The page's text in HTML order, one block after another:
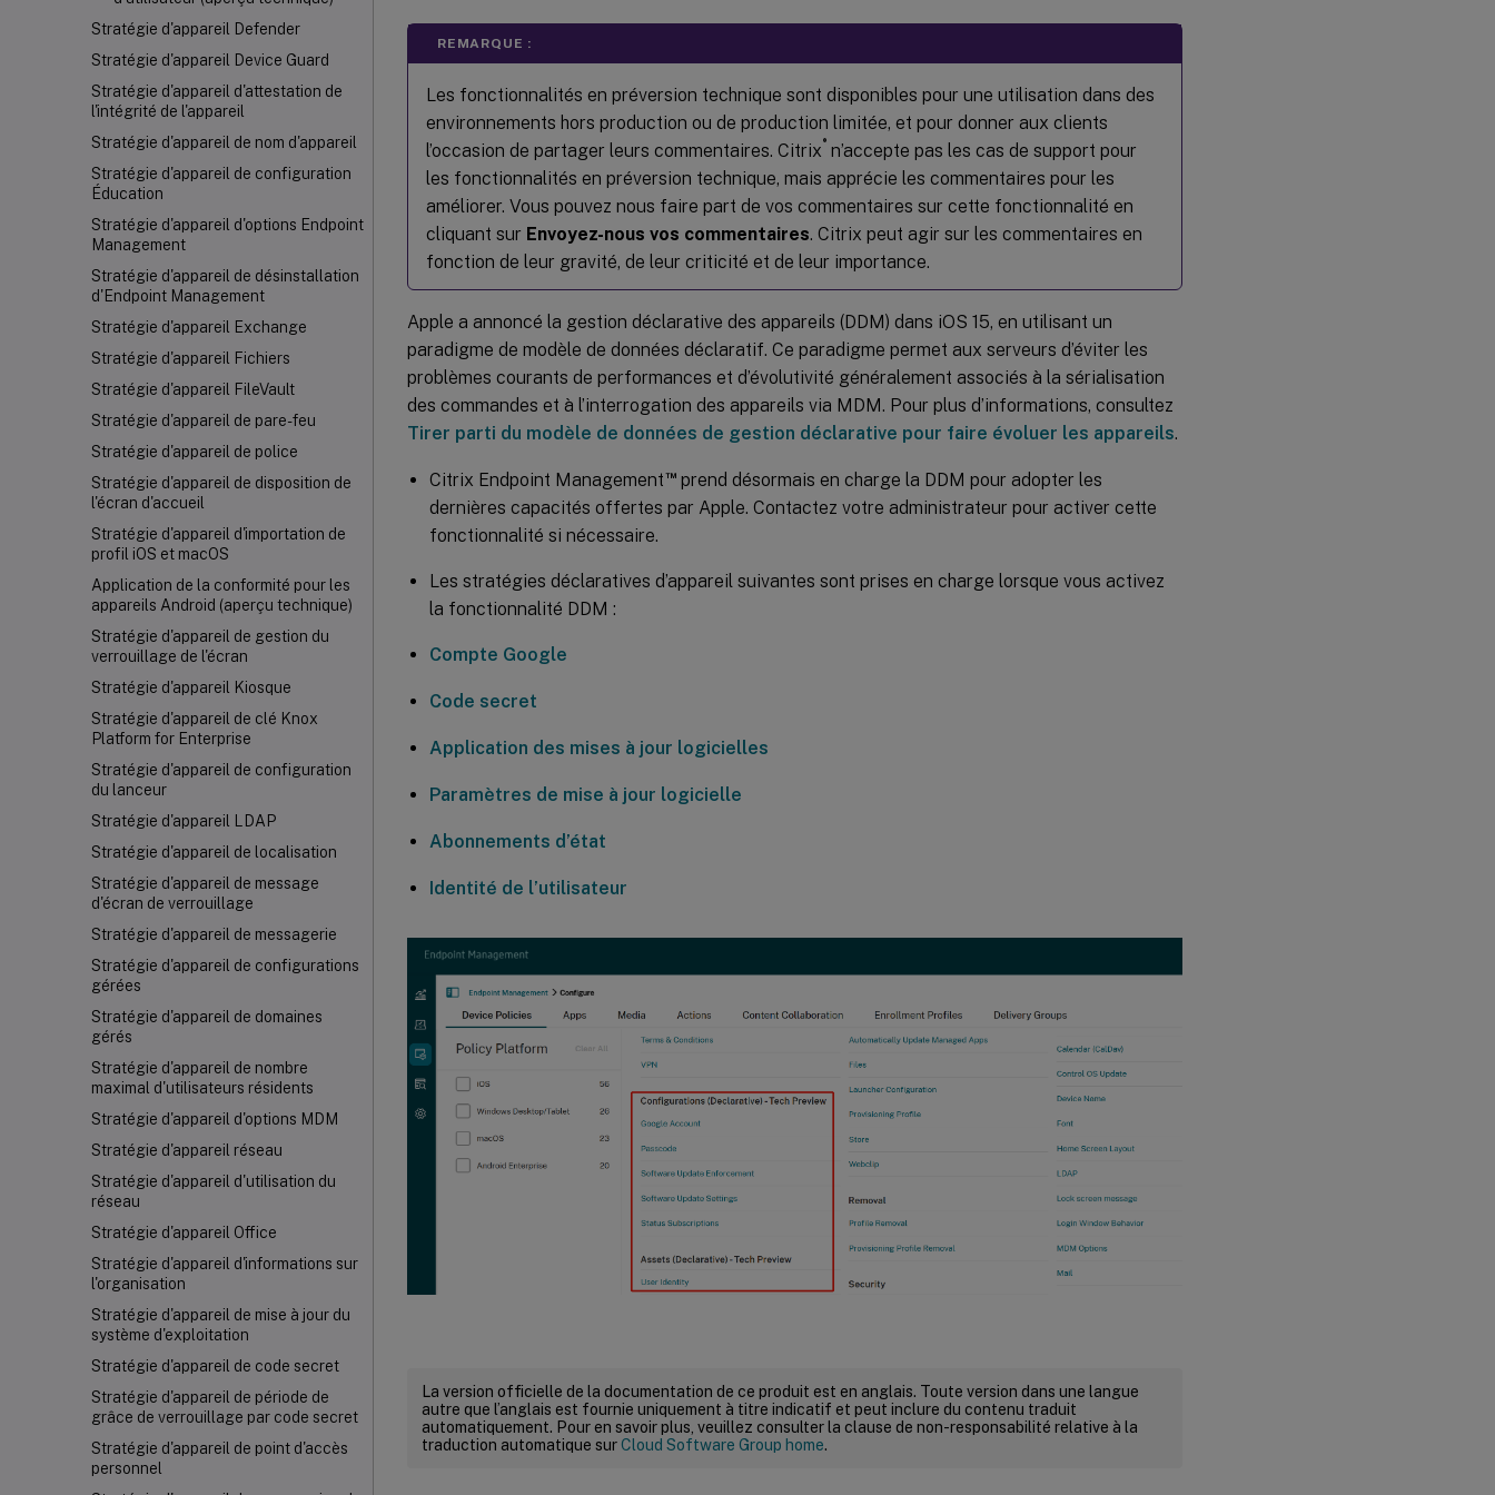
Stratégie d'appareil Defender
Stratégie d'appareil Device Guard
Stratégie d'appareil d'attestation de
l'intégrité de l'appareil
Stratégie d'appareil de nom d'appareil
Stratégie d'appareil de configuration
Éducation
Stratégie d'appareil d'options Endpoint
Management
Stratégie d'appareil de désinstallation
d'Endpoint Management
Stratégie d'appareil Exchange
Stratégie d'appareil Fichiers
Stratégie d'appareil FileVault
Stratégie d'appareil de pare-feu
Stratégie d'appareil de police
Stratégie d'appareil de disposition de
l'écran d'accueil
Stratégie d'appareil d'importation de
profil iOS et macOS
Application de la conformité pour les
appareils Android (aperçu technique)
Stratégie d'appareil de gestion du
verrouillage de l'écran
Stratégie d'appareil Kiosque
Stratégie d'appareil de clé Knox
Platform for Enterprise
Stratégie d'appareil de configuration
du lanceur
Stratégie d'appareil LDAP
Stratégie d'appareil de localisation
Stratégie d'appareil de message
d'écran de verrouillage
Stratégie d'appareil de messagerie
Stratégie d'appareil de configurations
gérées
Stratégie d'appareil de domaines
gérés
Stratégie d'appareil de nombre
maximal d'utilisateurs résidents
Stratégie d'appareil d'options MDM
Stratégie d'appareil réseau
Stratégie d'appareil d'utilisation du
réseau
Stratégie d'appareil Office
Stratégie d'appareil d'informations sur
l'organisation
Stratégie d'appareil de mise à jour du
système d'exploitation
Stratégie d'appareil de code secret
Stratégie d'appareil de période de
grâce de verrouillage par code secret
Stratégie d'appareil de point d'accès
personnel
REMARQUE :
Les fonctionnalités en préversion technique sont disponibles pour une utilisation dans des
environnements hors production ou de production limitée, et pour donner aux clients
l’occasion de partager leurs commentaires. Citrix ® n’accepte pas les cas de support pour
les fonctionnalités en préversion technique, mais apprécie les commentaires pour les
améliorer. Vous pouvez nous faire part de vos commentaires sur cette fonctionnalité en
cliquant sur Envoyez-nous vos commentaires. Citrix peut agir sur les commentaires en
fonction de leur gravité, de leur criticité et de leur importance.
Apple a annoncé la gestion déclarative des appareils (DDM) dans iOS 15, en utilisant un
paradigme de modèle de données déclaratif. Ce paradigme permet aux serveurs d’éviter les
problèmes courants de performances et d’évolutivité généralement associés à la sérialisation
des commandes et à l’interrogation des appareils via MDM. Pour plus d’informations, consultez
Tirer parti du modèle de données de gestion déclarative pour faire évoluer les appareils.
Citrix Endpoint Management™prend désormais en charge la DDM pour adopter les
dernières capacités offertes par Apple. Contactez votre administrateur pour activer cette
fonctionnalité si nécessaire.
Les stratégies déclaratives d’appareil suivantes sont prises en charge lorsque vous activez
la fonctionnalité DDM :
Compte Google
Code secret
Application des mises à jour logicielles
Paramètres de mise à jour logicielle
Abonnements d’état
Identité de l’utilisateur
La version officielle de la documentation de ce produit est en anglais. Toute version dans une langue
autre que l’anglais est fournie uniquement à titre indicatif et peut inclure du contenu traduit
automatiquement. Pour en savoir plus, veuillez consulter la clause de non-responsabilité relative à la
traduction automatique surCloud Software Group home.